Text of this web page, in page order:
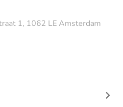
1, 1062 LE Amsterdam